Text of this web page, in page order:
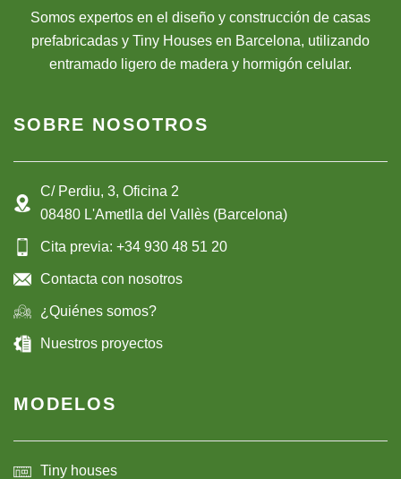
Somos expertos en el diseño y construcción de casas
prefabricadas y Tiny Houses en Barcelona, utilizando
entramado ligero de madera y hormigón celular.
SOBRE NOSOTROS
C/ Perdiu, 3, Oficina 2
08480 L'Ametlla del Vallès (Barcelona)
Cita previa: +34 930 48 51 20
Contacta con nosotros
¿Quiénes somos?
Nuestros proyectos
MODELOS
Tiny houses